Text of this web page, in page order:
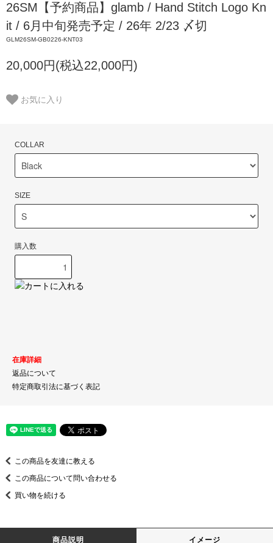
26SM【予約商品】glamb / Hand Stitch Logo Kn
it / 6月中旬発売予定 / 26年 2/23 〆切
GLM26SM-GB0226-KNT03
20,000円(税込22,000円)
お気に入り
COLLAR
SIZE
購入数
在庫詳細
返品について
特定商取引法に基づく表記
この商品を友達に教える
この商品について問い合わせる
買い物を続ける
商品説明 イメージ